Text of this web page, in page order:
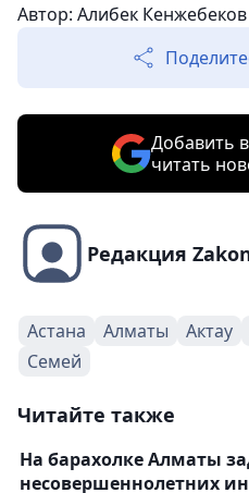
Автор: Алибек Кенжебеков
Добавить
читать
Редакция
Астана Алматы Актау
Семей
Читайте также
На барахолке Алматы
несовершеннолетних